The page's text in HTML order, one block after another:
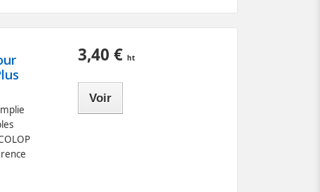
3,40 €
Voir